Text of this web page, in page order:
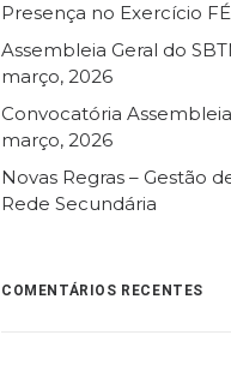
Presença no Exercício
Assembleia Geral do
março, 2026
Convocatória
março, 2026
Novas Regras – Gestão
Rede Secundária
COMENTÁRIOS RECENTES